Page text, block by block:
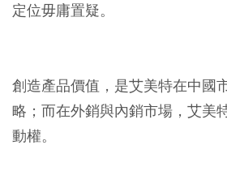
定位毋庸置疑。
創造產品價值，是艾美特在中國
略；而在外銷與內銷市場，艾美
動權。